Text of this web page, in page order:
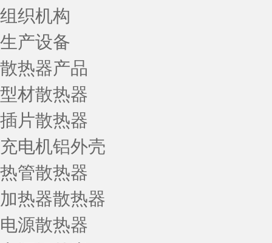
组织机构
生产设备
散热器产品
型材散热器
插片散热器
充电机铝外壳
热管散热器
加热器散热器
电源散热器